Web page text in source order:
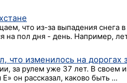
что из-за выпадения снега в
на пол дня - день. Например,
что изменилось на дорогах
за рулем уже 37 лет. В своем
он рассказал, каково быть ...